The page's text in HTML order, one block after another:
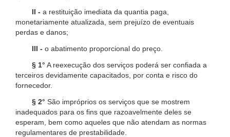
II - a restituição imediata da quantia paga,
monetariamente atualizada, sem prejuízo de eventuais
perdas e danos;
III - o abatimento proporcional do preço.
§ 1° A reexecução dos serviços poderá ser confiada a
terceiros devidamente capacitados, por conta e risco do
fornecedor.
§ 2° São impróprios os serviços que se mostrem
inadequados para os fins que razoavelmente deles se
esperam, bem como aqueles que não atendam as normas
regulamentares de prestabilidade.